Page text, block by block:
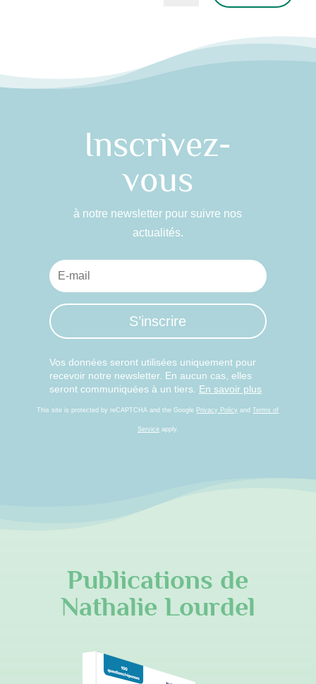
Inscrivez-
vous
à notre newsletter pour suivre nos
actualités.
S’inscrire
Vos données seront utilisées uniquement pour
recevoir notre newsletter. En aucun cas, elles
seront communiquées à un tiers. En savoir plus
This site is protected by reCAPTCHA and the Google Privacy Policy andTerms of
Serviceapply.
Publications de
Nathalie Lourdel